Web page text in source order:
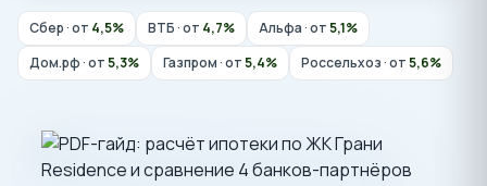
Сбер · от 4,5% ВТБ · от 4,7% Альфа · от5,1%
Дом.рф · от5,3% Газпром · от5,4% Россельхоз · от5,6%